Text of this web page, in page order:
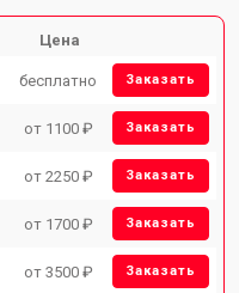
Цена
бесплатно Заказать
от 1100 ₽ Заказать
от 2250 ₽ Заказать
от 1700 ₽ Заказать
от 3500 ₽ Заказать